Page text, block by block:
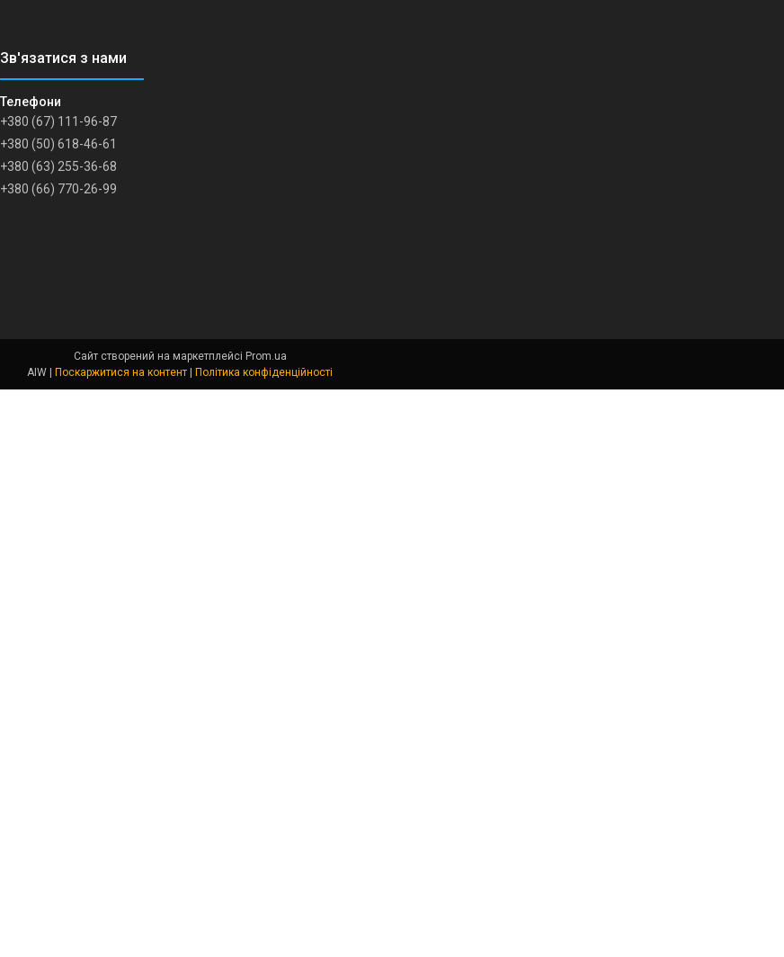
+380 (67) 111-96-87
+380 (50) 618-46-61
+380 (63) 255-36-68
+380 (66) 770-26-99
Сайт створений на маркетплейсі Prom.ua
AIW | Поскаржитися на контент | Політика конфіденційності